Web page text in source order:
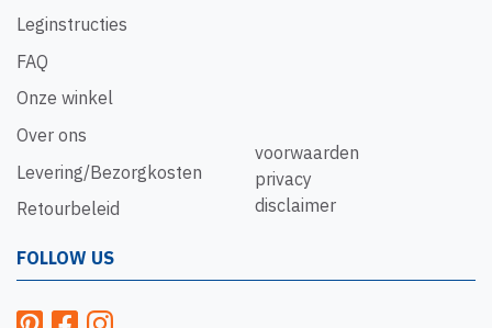
Leginstructies
FAQ
Onze winkel
Over ons
Levering/Bezorgkosten
Retourbeleid
voorwaarden
privacy
disclaimer
FOLLOW US